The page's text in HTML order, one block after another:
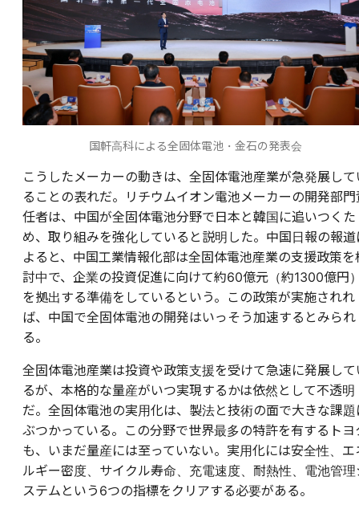
国軒高科による全固体電池・金石の発表会
こうしたメーカーの動きは、全固体電池産業が急発展して
ることの表れだ。リチウムイオン電池メーカーの開発部門
任者は、中国が全固体電池分野で日本と韓国に追いつくた
め、取り組みを強化していると説明した。中国日報の報道
よると、中国工業情報化部は全固体電池産業の支援政策を
討中で、企業の投資促進に向けて約60億元（約1300億円
を拠出する準備をしているという。この政策が実施されれ
ば、中国で全固体電池の開発はいっそう加速するとみられ
る。
全固体電池産業は投資や政策支援を受けて急速に発展して
るが、本格的な量産がいつ実現するかは依然として不透明
だ。全固体電池の実用化は、製法と技術の面で大きな課題
ぶつかっている。この分野で世界最多の特許を有するトヨ
も、いまだ量産には至っていない。実用化には安全性、エ
ルギー密度、サイクル寿命、充電速度、耐熱性、電池管理
ステムという6つの指標をクリアする必要がある。